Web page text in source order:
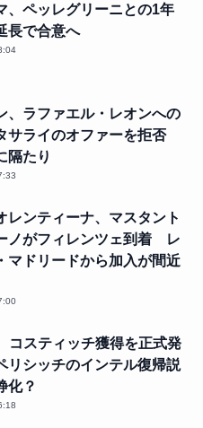
、ペッレグリーニとの1年
長で合意へ
、ラファエル・レオンへの
サライのオファーを拒否
隔たり
レンティーナ、マスタント
ノがフィレンツェ到着 レ
マドリードから加入が間近
コスティッチ獲得を正式発
シッチのインテル復帰説
化？